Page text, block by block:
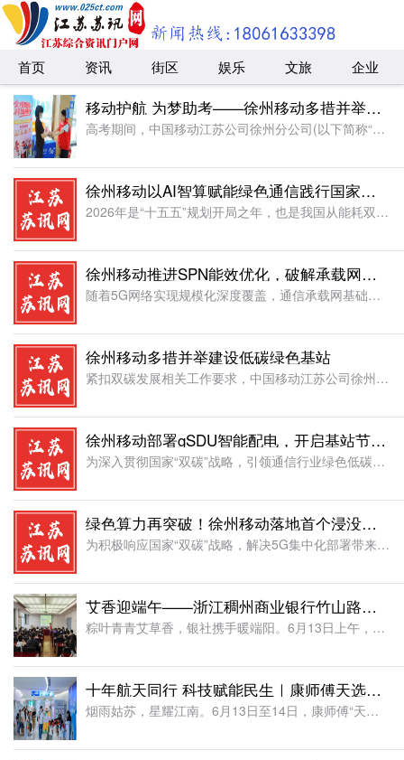
首页 资讯 街区 娱乐 文旅 企业
移动护航 为梦助考——徐州移动多措并举守护高考季
高考期间，中国移动江苏公司徐州分公司(以下简称“徐州移动”)积极响应，围绕志愿服务、反诈宣传、爱心助考、网络保障等重点工作，全方位为考生及家长营造安心、舒心的应考环境，用实际行动践行社会责任，为学子圆
​徐州移动以AI智算赋能绿色通信践行国家双碳战略新要求
2026年是“十五五”规划开局之年，也是我国从能耗双控全面转向碳排放双控的关键之年。中国移动江苏公司徐州分公司(以下简称“徐州移动”)坚决贯彻国家战略部署，锚定“节约优先”方针，全面升级节能技术并实现
徐州移动推进SPN能效优化，破解承载网节能难题
随着5G网络实现规模化深度覆盖，通信承载网基础设施持续扩容，设备整体功耗逐年攀升。传统固定式节能方式缺乏动态调节能力，难以适配业务流量的潮汐波动，在低负载时段易造成资源空转、能源浪费，无法满足国家“双
徐州移动多措并举建设低碳绿色基站
紧扣双碳发展相关工作要求，中国移动江苏公司徐州分公司(以下简称“徐州移动”)锚定基站绿色升级方向，深挖场站闲置空间资源，统筹落地分布式光伏、配套储能、光伏车棚项目，依托多品类清洁能源应用加快基站低碳改
徐州移动部署gSDU智能配电，开启基站节能新时代
为深入贯彻国家“双碳”战略，引领通信行业绿色低碳转型，中国移动江苏公司徐州分公司(以下简称“徐州移动”)聚焦基站节能技术瓶颈，率先创新部署gSDU(数字化智能配电单元)智能配电节能技术，构建起硬件级极
绿色算力再突破！徐州移动落地首个浸没式液冷BBU机柜
为积极响应国家“双碳”战略，解决5G集中化部署带来的机房高能耗、散热压力大、运行噪音高等行业难题，近日，中国移动江苏公司徐州分公司(以下简称“徐州移动”)成功落地全市首个浸没式液冷BBU机柜并顺利完成
艾香迎端午——浙江稠州商业银行竹山路支行走进东山社区
粽叶青青艾草香，银社携手暖端阳。6月13日上午，浙江稠州商业银行竹山路小微支行联合映山红社工，在东山社区党群服务中心共同举办“艾香迎端午·巧手挂安康”主题活动，品民俗、做手工、送温暖，在浓浓端午氛围中
十年航天同行 科技赋能民生｜康师傅天选好面馆巡展走进苏州
烟雨姑苏，星耀江南。6月13日至14日，康师傅“天选好面馆”全国巡展苏州站落地苏州科技馆。本次活动由新华网联合康师傅共同打造，以“宇你同行 共探苍穹”为科普主题，将现代场馆的科技质感与航天硬核魅力深度